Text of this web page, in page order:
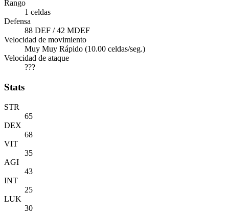
Rango
1 celdas
Defensa
88 DEF / 42 MDEF
Velocidad de movimiento
Muy Muy Rápido (10.00 celdas/seg.)
Velocidad de ataque
???
Stats
STR
65
DEX
68
VIT
35
AGI
43
INT
25
LUK
30